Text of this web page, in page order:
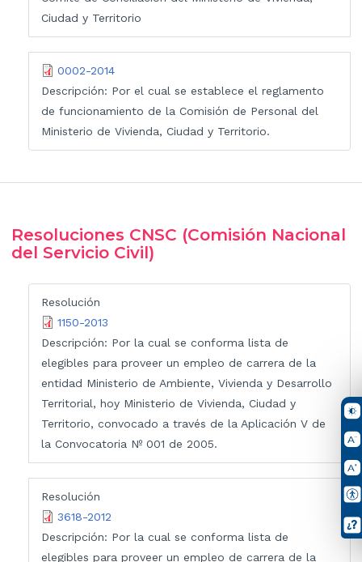
Ciudad y Territorio
0002-2014
Descripción: Por el cual se establece el reglamento
de funcionamiento de la Comisión de Personal del
Ministerio de Vivienda, Ciudad y Territorio.
Resoluciones CNSC (Comisión Nacional
del Servicio Civil)
Resolución
1150-2013
Descripción: Por la cual se conforma lista de
elegibles para proveer un empleo de carrera de la
entidad Ministerio de Ambiente, Vivienda y Desarrollo
Territorial, hoy Ministerio de Vivienda, Ciudad y
Territorio, convocado a través de la Aplicación V de
la Convocatoria Nº 001 de 2005.
Resolución
3618-2012
Descripción: Por la cual se conforma lista de
elegibles para proveer un empleo de carrera de la